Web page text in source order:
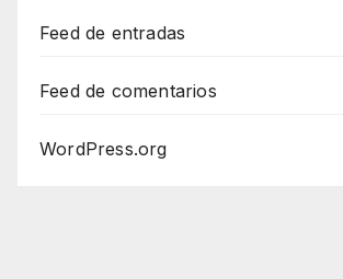
Feed de entradas
Feed de comentarios
WordPress.org